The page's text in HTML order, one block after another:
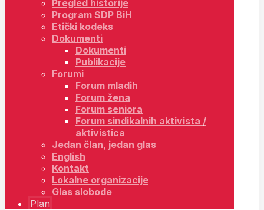
Pregled historije
Program SDP BiH
Etički kodeks
Dokumenti
Dokumenti
Publikacije
Forumi
Forum mladih
Forum žena
Forum seniora
Forum sindikalnih aktivista /
aktivistica
Jedan član, jedan glas
English
Kontakt
Lokalne organizacije
Glas slobode
Plan